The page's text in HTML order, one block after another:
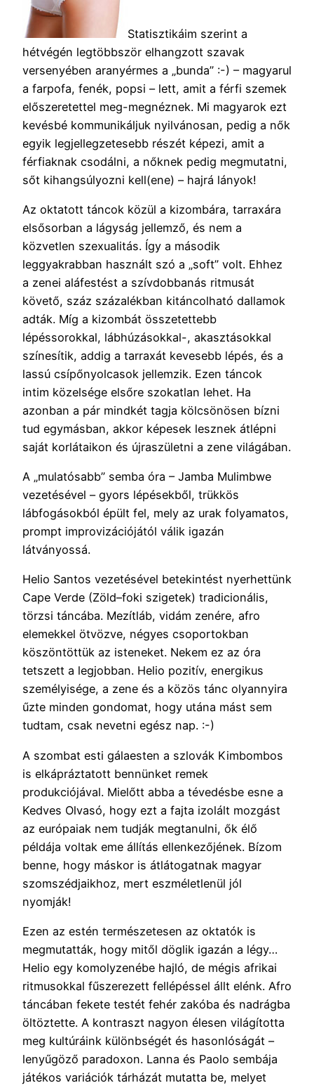
Statisztikáim szerint a
hétvégén legtöbbször elhangzott szavak
versenyében aranyérmes a „bunda” :-) – magyarul
a farpofa, fenék, popsi – lett, amit a férfi szemek
előszeretettel meg-megnéznek. Mi magyarok ezt
kevésbé kommunikáljuk nyilvánosan, pedig a nők
egyik legjellegzetesebb részét képezi, amit a
férfiaknak csodálni, a nőknek pedig megmutatni,
sőt kihangsúlyozni kell(ene) – hajrá lányok!
Az oktatott táncok közül a kizombára, tarraxára
elsősorban a lágyság jellemző, és nem a
közvetlen szexualitás. Így a második
leggyakrabban használt szó a „soft” volt. Ehhez
a zenei aláfestést a szívdobbanás ritmusát
követő, száz százalékban kitáncolható dallamok
adták. Míg a kizombát összetettebb
lépéssorokkal, lábhúzásokkal-, akasztásokkal
színesítik, addig a tarraxát kevesebb lépés, és a
lassú csípőnyolcasok jellemzik. Ezen táncok
intim közelsége elsőre szokatlan lehet. Ha
azonban a pár mindkét tagja kölcsönösen bízni
tud egymásban, akkor képesek lesznek átlépni
saját korlátaikon és újraszületni a zene világában.
A „mulatósabb” semba óra – Jamba Mulimbwe
vezetésével – gyors lépésekből, trükkös
lábfogásokból épült fel, mely az urak folyamatos,
prompt improvizációjától válik igazán
látványossá.
Helio Santos vezetésével betekintést nyerhettünk
Cape Verde (Zöld–foki szigetek) tradicionális,
törzsi táncába. Mezítláb, vidám zenére, afro
elemekkel ötvözve, négyes csoportokban
köszöntöttük az isteneket. Nekem ez az óra
tetszett a legjobban. Helio pozitív, energikus
személyisége, a zene és a közös tánc olyannyira
űzte minden gondomat, hogy utána mást sem
tudtam, csak nevetni egész nap. :-)
A szombat esti gálaesten a szlovák Kimbombos
is elkápráztatott bennünket remek
produkciójával. Mielőtt abba a tévedésbe esne a
Kedves Olvasó, hogy ezt a fajta izolált mozgást
az európaiak nem tudják megtanulni, ők élő
példája voltak eme állítás ellenkezőjének. Bízom
benne, hogy máskor is átlátogatnak magyar
szomszédjaikhoz, mert eszméletlenül jól
nyomják!
Ezen az estén természetesen az oktatók is
megmutatták, hogy mitől döglik igazán a légy…
Helio egy komolyzenébe hajló, de mégis afrikai
ritmusokkal fűszerezett fellépéssel állt elénk. Afro
táncában fekete testét fehér zakóba és nadrágba
öltöztette. A kontraszt nagyon élesen világította
meg kultúráink különbségét és hasonlóságát –
lenyűgöző paradoxon. Lanna és Paolo sembája
játékos variációk tárházát mutatta be, melyet